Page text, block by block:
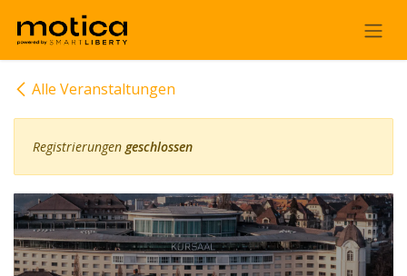
Zum Inhalt springen
Alle Veranstaltungen
Registrierungen geschlossen